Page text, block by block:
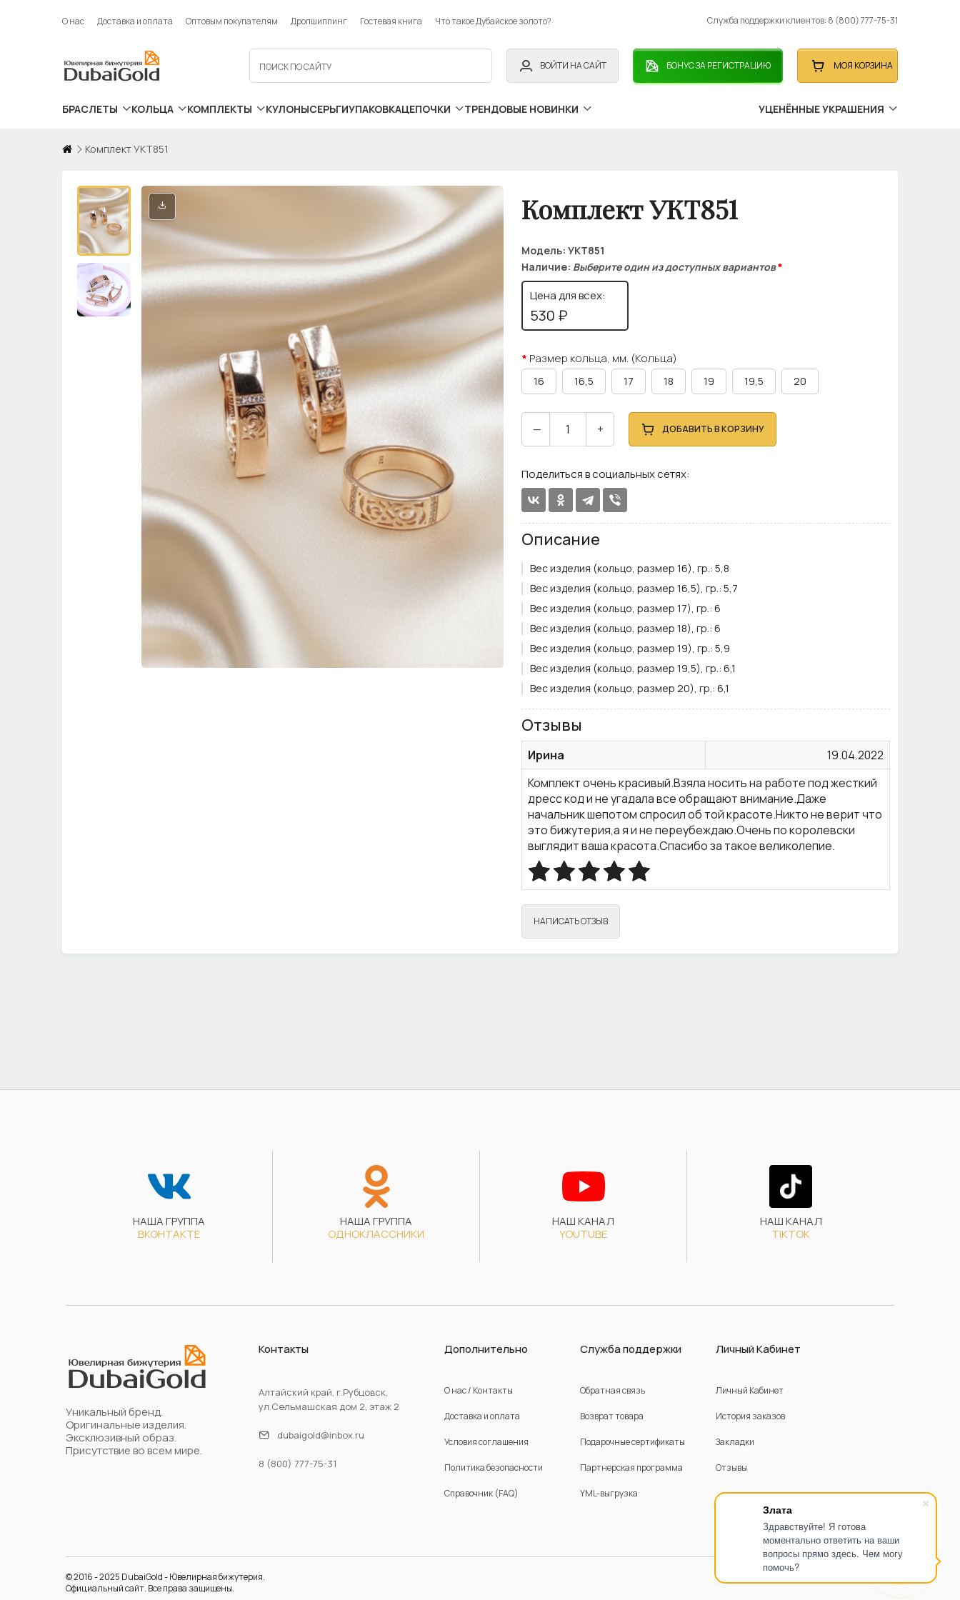
Злата
Здравствуйте! Я готова
моментально ответить на ваши
вопросы прямо здесь. Чем могу
помочь?
О нас Доставка и оплата Оптовым покупателям Дропшиппинг Гостевая книга Что такое Дубайское золото? Служба поддержки клиентов: 8 (800) 777-75-31
ВОЙТИ НА САЙТ БОНУС ЗА РЕГИСТРАЦИЮ МОЯ КОРЗИНА
БРАСЛЕТЫ КОЛЬЦА КОМПЛЕКТЫ КУЛОНЫСЕРЬГИУПАКОВКАЦЕПОЧКИ ТРЕНДОВЫЕ НОВИНКИ УЦЕНЁННЫЕ УКРАШЕНИЯ
Комплект УКТ851
Комплект УКТ851
Модель: УКТ851
Наличие: Выберите один из доступных вариантов*
Цена для всех:
530 ₽
Размер кольца, мм. (Кольца)
16 16,5 17 18 19 19,5 20
— + ДОБАВИТЬ В КОРЗИНУ
Поделиться в социальных сетях:
Описание
Вес изделия (кольцо, размер 16), гр.: 5,8
Вес изделия (кольцо, размер 16,5), гр.: 5,7
Вес изделия (кольцо, размер 17), гр.: 6
Вес изделия (кольцо, размер 18), гр.: 6
Вес изделия (кольцо, размер 19), гр.: 5,9
Вес изделия (кольцо, размер 19,5), гр.: 6,1
Вес изделия (кольцо, размер 20), гр.: 6,1
Вставка:Циркон
Длина серёжек, см.:
Рабочая зона серёжек (высота), см.:
Рабочая зона серёжек (ширина), см.:0,5
Тип застёжки:Английская
Тип комплекта:
серьги + кольцо
Уценка:да
Цвет вставки:Белый
Цвет металла: Золото
Ширина кольца, см.:0,5
Отзывы
Ирина
19.04.2022
Комплект очень красивый.Взяла носить на работе под жесткий
дресс код и не угадала все обращают внимание.Даже
начальник шепотом спросил об той красоте.Никто не верит что
это бижутерия,а я и не переубеждаю.Очень по королевски
выглядит ваша красота.Спасибо за такое великолепие.
НАПИСАТЬ ОТЗЫВ
НАША ГРУППА
ВКОНТАКТЕ
НАША ГРУППА
ОДНОКЛАССНИКИ
НАШ КАНАЛ
YOUTUBE
НАШ КАНАЛ
TIKTOK
Уникальный бренд.
Оригинальные изделия.
Эксклюзивный образ.
Присутствие во всем мире.
Контакты
Алтайский край, г.Рубцовск,
ул.Сельмашская дом 2, этаж 2
dubaigold@inbox.ru
8 (800) 777-75-31
Дополнительно
О нас / Контакты
Доставка и оплата
Условия соглашения
Политика безопасности
Справочник (FAQ)
Служба поддержки
Обратная связь
Возврат товара
Подарочные сертификаты
Партнерская программа
YML-выгрузка
Личный Кабинет
Личный Кабинет
История заказов
Закладки
Отзывы
© 2016 - 2025 DubaiGold - Ювелирная бижутерия.
Официальный сайт. Все права защищены.